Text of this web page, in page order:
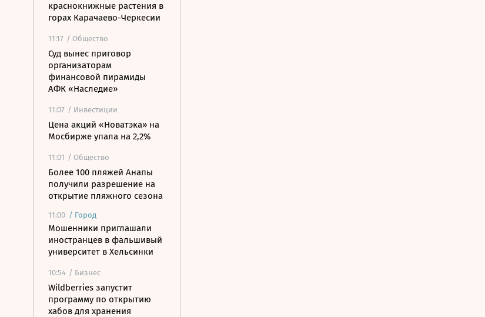
краснокнижные растения в
горах Карачаево-Черкесии
11:17 / Общество
Суд вынес приговор
организаторам
финансовой пирамиды
АФК «Наследие»
11:07 / Инвестиции
Цена акций «Новатэка» на
Мосбирже упала на 2,2%
11:01 / Общество
Более 100 пляжей Анапы
получили разрешение на
открытие пляжного сезона
11:00 / Город
Мошенники приглашали
иностранцев в фальшивый
университет в Хельсинки
10:54 / Бизнес
Wildberries запустит
программу по открытию
хабов для хранения